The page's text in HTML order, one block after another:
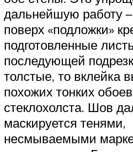
дальнейшую работу
поверх «подложки»
подготовленные
последующей
толстые, то вклейка
похожих тонких
стеклохолста. Шов
маскируется тенями,
несмываемыми